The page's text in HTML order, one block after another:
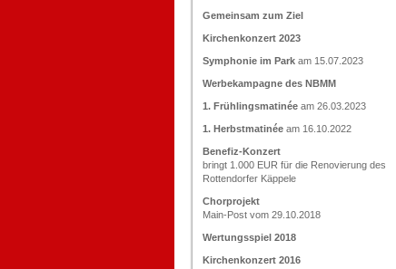
Gemeinsam zum Ziel
Kirchenkonzert 2023
Symphonie im Park am 15.07.2023
Werbekampagne des NBMM
1. Frühlingsmatinée am 26.03.2023
1. Herbstmatinée am 16.10.2022
Benefiz-Konzert
bringt 1.000 EUR für die Renovierung des
Rottendorfer Käppele
Chorprojekt
Main-Post vom 29.10.2018
Wertungsspiel 2018
Kirchenkonzert 2016